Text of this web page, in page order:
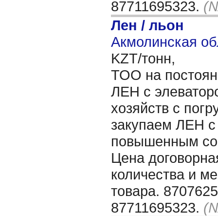
87711695323.
Лен / льон
Акмолинская
KZT/тонн,
ТОО на
ЛЕН с
хозяйств с
закупаем ЛЕН
повышенным
Цена
количества и
товара.
87711695323.